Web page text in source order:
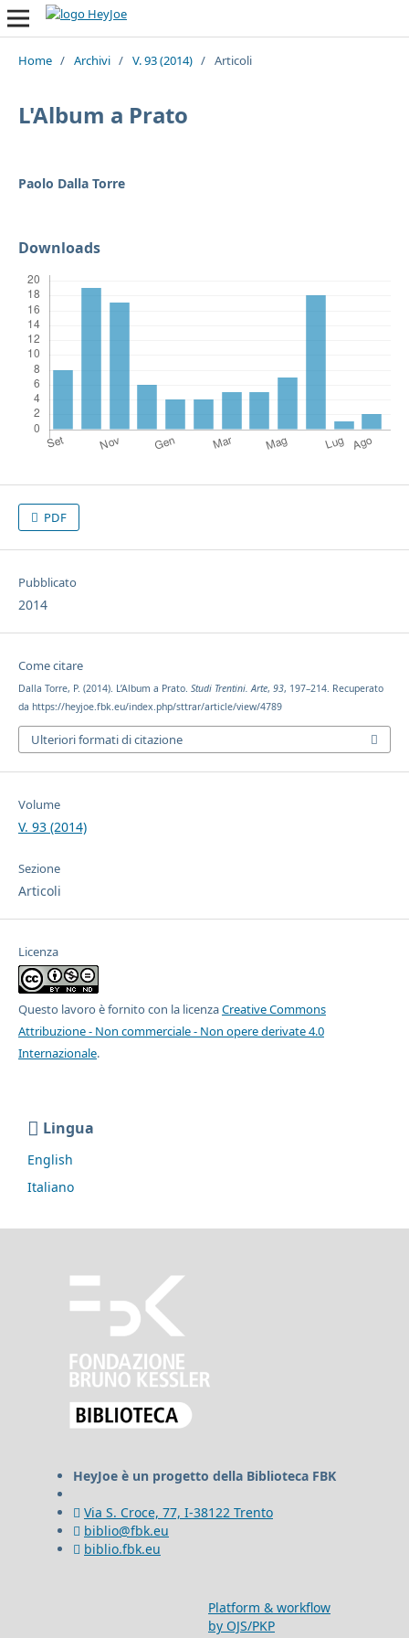
Home / Archivi / V. 93 (2014) / Articoli
L'Album a Prato
Paolo Dalla Torre
Downloads
PDF
Pubblicato
2014
Come citare
Dalla Torre, P. (2014). L’Album a Prato. Studi Trentini. Arte, 93, 197–214. Recuperato
da https://heyjoe.fbk.eu/index.php/sttrar/article/view/4789
Ulteriori formati di citazione
Volume
V. 93 (2014)
Sezione
Articoli
Licenza
Questo lavoro è fornito con la licenzaCreative Commons
Attribuzione - Non commerciale - Non opere derivate 4.0
Internazionale.
Lingua
English
Italiano
HeyJoe è un progetto della Biblioteca FBK
Via S. Croce, 77, I-38122 Trento
biblio@fbk.eu
biblio.fbk.eu
Platform & workflow
by OJS/PKP